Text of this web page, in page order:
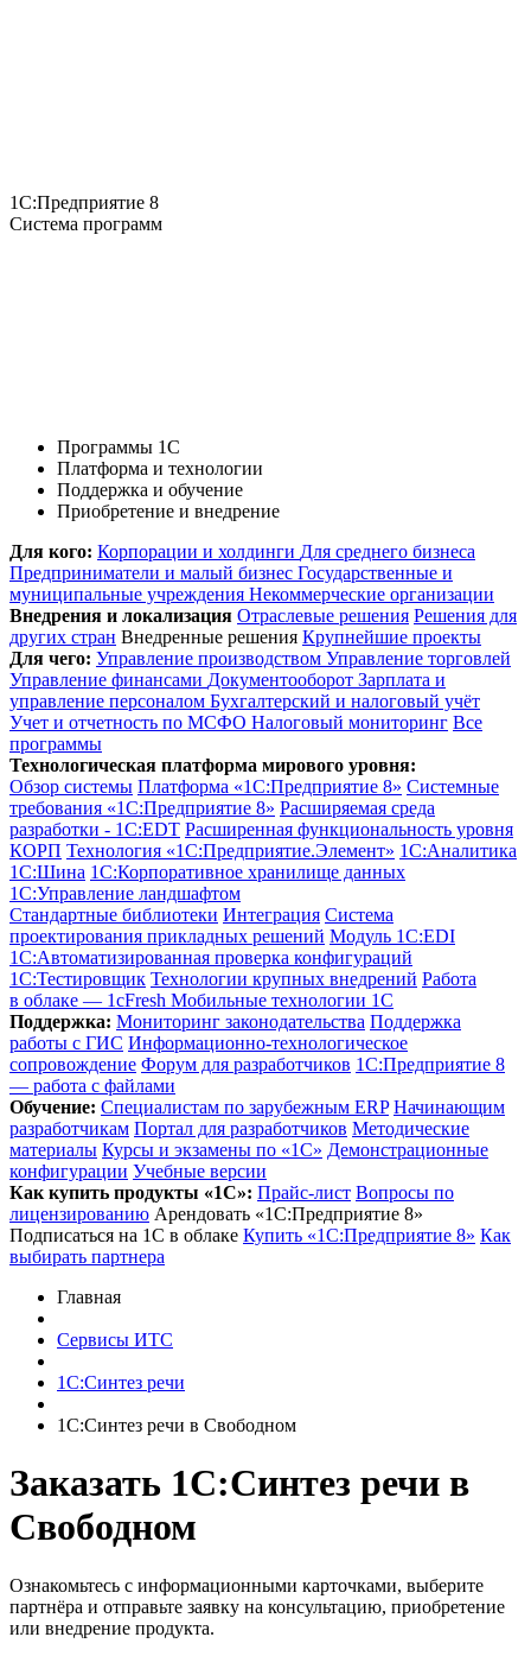
1С:Предприятие 8
Система программ
Программы 1С
Платформа и технологии
Поддержка и обучение
Приобретение и внедрение
Для кого: Корпорации и холдинги Для среднего бизнеса
Предприниматели и малый бизнес Государственные и
муниципальные учреждения Некоммерческие организации
Внедрения и локализация Отраслевые решения Решения для
других стран Внедренные решения Крупнейшие проекты
Для чего: Управление производством Управление торговлей
Управление финансами Документооборот Зарплата и
управление персоналом Бухгалтерский и налоговый учёт
Учет и отчетность по МСФО Налоговый мониторинг Все
программы
Технологическая платформа мирового уровня:
Обзор системы Платформа «1С:Предприятие 8» Системные
требования «1С:Предприятие 8» Расширяемая среда
разработки - 1C:EDT Расширенная функциональность уровня
КОРП Технология «1С:Предприятие.Элемент» 1C:Аналитика
1С:Шина 1С:Корпоративное хранилище данных
1С:Управление ландшафтом
Стандартные библиотеки Интеграция Система
проектирования прикладных решений Модуль 1C:EDI
1С:Автоматизированная проверка конфигураций
1С:Тестировщик Технологии крупных внедрений Работа
в облаке — 1cFresh Мобильные технологии 1С
Поддержка: Мониторинг законодательства Поддержка
работы с ГИС Информационно-технологическое
сопровождение Форум для разработчиков 1С:Предприятие 8
— работа с файлами
Обучение: Cпециалистам по зарубежным ERP Начинающим
разработчикам Портал для разработчиков Методические
материалы Курсы и экзамены по «1С» Демонстрационные
конфигурации Учебные версии
Как купить продукты «1С»: Прайс-лист Вопросы по
лицензированию Арендовать «1С:Предприятие 8»
Подписаться на 1С в облаке Купить «1С:Предприятие 8» Как
выбирать партнера
Главная
Сервисы ИТС
1С:Синтез речи
1С:Синтез речи в Свободном
Заказать 1С:Синтез речи в
Свободном
Ознакомьтесь с информационными карточками, выберите
партнёра и отправьте заявку на консультацию, приобретение
или внедрение продукта.